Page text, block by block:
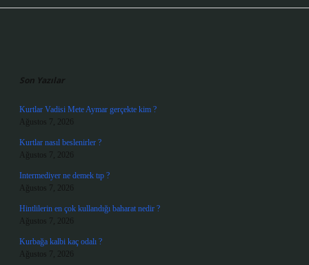
Son Yazılar
Kurtlar Vadisi Mete Aymar gerçekte kim ?
Ağustos 7, 2026
Kurtlar nasıl beslenirler ?
Ağustos 7, 2026
Intermediyer ne demek tıp ?
Ağustos 7, 2026
Hintlilerin en çok kullandığı baharat nedir ?
Ağustos 7, 2026
Kurbağa kalbi kaç odalı ?
Ağustos 7, 2026